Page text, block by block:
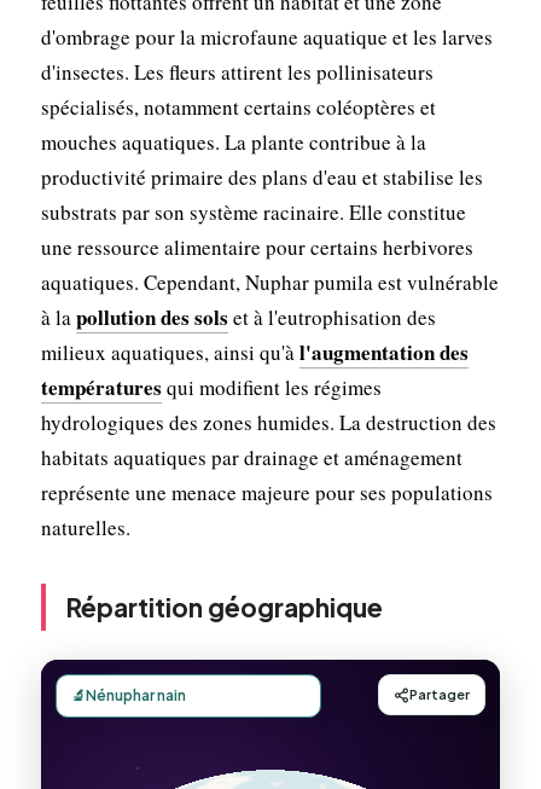
d'ombrage pour la microfaune aquatique et les larves
d'insectes. Les fleurs attirent les pollinisateurs
spécialisés, notamment certains coléoptères et
mouches aquatiques. La plante contribue à la
productivité primaire des plans d'eau et stabilise les
substrats par son système racinaire. Elle constitue
une ressource alimentaire pour certains herbivores
aquatiques. Cependant, Nuphar pumila est vulnérable
à lapollution des sols et à l'eutrophisation des
milieux aquatiques, ainsi qu'àl'augmentation des
températures qui modifient les régimes
hydrologiques des zones humides. La destruction des
habitats aquatiques par drainage et aménagement
représente une menace majeure pour ses populations
naturelles.
Répartition géographique